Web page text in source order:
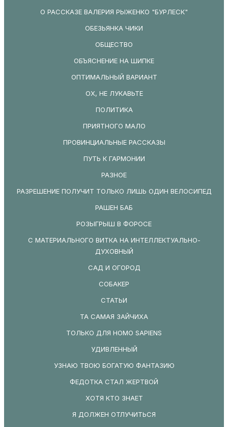
О РАССКАЗЕ ВАЛЕРИЯ РЫЖЕНКО "БУРЛЕСК"
ОБЕЗЬЯНКА ЧИКИ
ОБЩЕСТВО
ОБЪЯСНЕНИЕ НА ШИПКЕ
ОПТИМАЛЬНЫЙ ВАРИАНТ
ОХ, НЕ ЛУКАВЬТЕ
ПОЛИТИКА
ПРИЯТНОГО МАЛО
ПРОВИНЦИАЛЬНЫЕ РАССКАЗЫ
ПУТЬ К ГАРМОНИИ
РАЗНОЕ
РАЗРЕШЕНИЕ ПОЛУЧИТ ТОЛЬКО ЛИШЬ ОДИН ВЕЛОСИПЕД
РАШЕН БАБ
РОЗЫГРЫШ В ФОРОСЕ
С МАТЕРИАЛЬНОГО ВИТКА НА ИНТЕЛЛЕКТУАЛЬНО-
ДУХОВНЫЙ
САД И ОГОРОД
СОБАКЕР
СТАТЬИ
ТА САМАЯ ЗАЙЧИХА
ТОЛЬКО ДЛЯ HOMO SAPIENS
УДИВЛЕННЫЙ
УЗНАЮ ТВОЮ БОГАТУЮ ФАНТАЗИЮ
ФЕДОТКА СТАЛ ЖЕРТВОЙ
ХОТЯ КТО ЗНАЕТ
Я ДОЛЖЕН ОТЛУЧИТЬСЯ